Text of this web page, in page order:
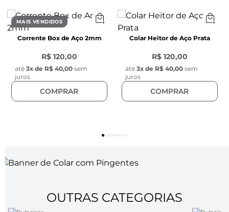
MAIS VENDIDOS
Corrente Box de Aço 2mm
R$ 120,00
até 3x de R$ 40,00 sem
juros
COMPRAR
Colar Heitor de Aço Prata
R$ 120,00
até 3x de R$ 40,00 sem
juros
COMPRAR
OUTRAS CATEGORIAS